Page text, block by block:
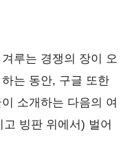
루는 경쟁의 장이 오
는 동안, 구글 또한
소개하는 다음의 여
빙판 위에서) 벌어